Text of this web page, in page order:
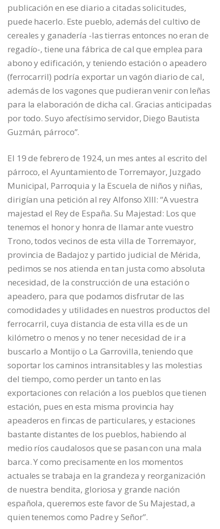
publicación en ese diario a citadas solicitudes,
puede hacerlo. Este pueblo, además del cultivo de
cereales y ganadería -las tierras entonces no eran de
regadío-, tiene una fábrica de cal que emplea para
abono y edificación, y teniendo estación o apeadero
(ferrocarril) podría exportar un vagón diario de cal,
además de los vagones que pudieran venir con leñas
para la elaboración de dicha cal. Gracias anticipadas
por todo. Suyo afectísimo servidor, Diego Bautista
Guzmán, párroco”.
El 19 de febrero de 1924, un mes antes al escrito del
párroco, el Ayuntamiento de Torremayor, Juzgado
Municipal, Parroquia y la Escuela de niños y niñas,
dirigían una petición al rey Alfonso XIII: “A vuestra
majestad el Rey de España. Su Majestad: Los que
tenemos el honor y honra de llamar ante vuestro
Trono, todos vecinos de esta villa de Torremayor,
provincia de Badajoz y partido judicial de Mérida,
pedimos se nos atienda en tan justa como absoluta
necesidad, de la construcción de una estación o
apeadero, para que podamos disfrutar de las
comodidades y utilidades en nuestros productos del
ferrocarril, cuya distancia de esta villa es de un
kilómetro o menos y no tener necesidad de ir a
buscarlo a Montijo o La Garrovilla, teniendo que
soportar los caminos intransitables y las molestias
del tiempo, como perder un tanto en las
exportaciones con relación a los pueblos que tienen
estación, pues en esta misma provincia hay
apeaderos en fincas de particulares, y estaciones
bastante distantes de los pueblos, habiendo al
medio ríos caudalosos que se pasan con una mala
barca. Y como precisamente en los momentos
actuales se trabaja en la grandeza y reorganización
de nuestra bendita, gloriosa y grande nación
española, queremos este favor de Su Majestad, a
quien tenemos como Padre y Señor”.